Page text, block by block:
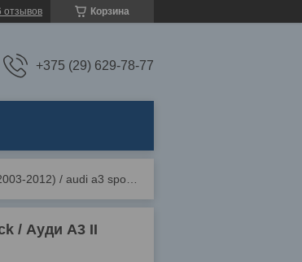
Корзина
отзывов
+375 (29) 629-78-77
/ Ауди А3 II